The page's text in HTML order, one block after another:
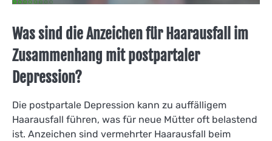
Was sind die Anzeichen für Haarausfall im
Zusammenhang mit postpartaler
Depression?
Die postpartale Depression kann zu auffälligem
Haarausfall führen, was für neue Mütter oft belastend
ist. Anzeichen sind vermehrter Haarausfall beim